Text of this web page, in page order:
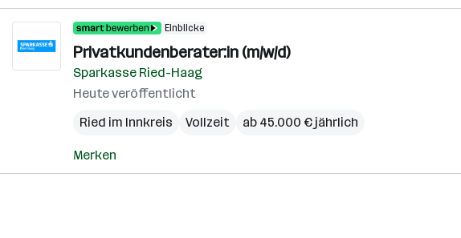
Einblicke
Privatkundenberater:in (m/w/d)
Sparkasse Ried-Haag
Heute veröffentlicht
Ried im Innkreis
Vollzeit ab 45.000 € jährlich
Merken